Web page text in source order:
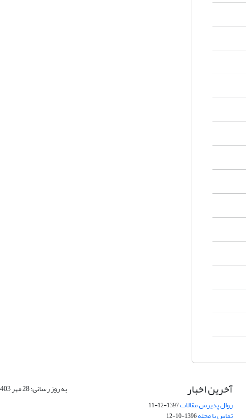
آخرین اخبار
روال پذیرش مقالات1397-12-11
تماس با مجله1396-10-12
به روز رسانی: 28 مهر 1403